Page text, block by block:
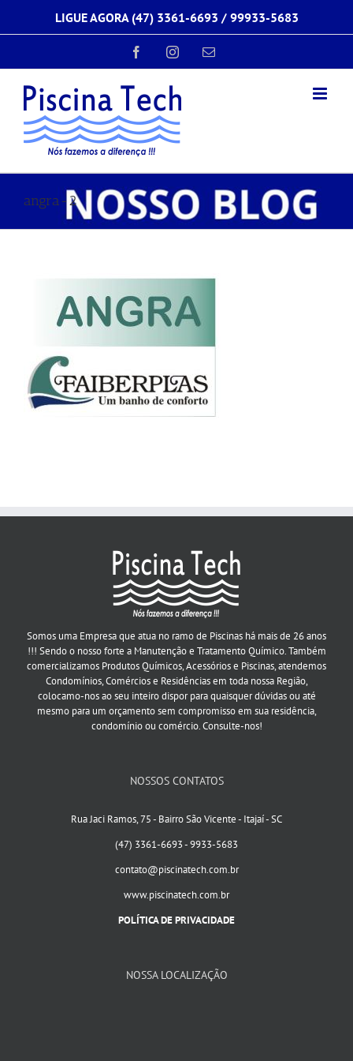
o
LIGUE AGORA (47) 3361-6693 / 99933-5683
FacebookInstagram
E-
angra-2
Somos uma Empresa que atua no ramo de Piscinas há mais de 26 anos
!!! Sendo o nosso forte a Manutenção e Tratamento Químico. Também
comercializamos Produtos Químicos, Acessórios e Piscinas, atendemos
Condomínios, Comércios e Residências em toda nossa Região,
colocamo-nos ao seu inteiro dispor para quaisquer dúvidas ou até
mesmo para um orçamento sem compromisso em sua residência,
condomínio ou comércio. Consulte-nos!
NOSSOS CONTATOS
Rua Jaci Ramos, 75 - Bairro São Vicente - Itajaí - SC
(47) 3361-6693 - 9933-5683
contato@piscinatech.com.br
www.piscinatech.com.br
POLÍTICA DE PRIVACIDADE
NOSSA LOCALIZAÇÃO